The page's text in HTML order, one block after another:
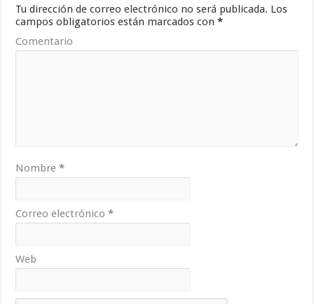
Tu dirección de correo electrónico no será publicada. Los
campos obligatorios están marcados con*
Comentario
Nombre*
Correo electrónico*
Web